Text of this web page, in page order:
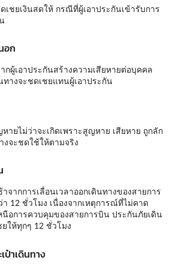
เชยเงินสดให้ กรณีที่ผู้เอาประกันเข้ารับการ
อก
กผู้เอาประกันสร้างความเสียหายต่อบุคคล
างจะชดเชยแทนผู้เอาประกัน
ายไม่ว่าจะเกิดเพราะสูญหาย เสียหาย ถูกลัก
จะชดใช้ให้ตามจริง
จากการเลื่อนเวลาออกเดินทางของสายการ
12 ชั่วโมง เนื่องจากเหตุการณ์ที่ไม่คาด
นือการควบคุมของสายการบิน ประกันภัยเดิน
ให้ทุกๆ 12 ชั่วโมง
ป๋าเดินทาง